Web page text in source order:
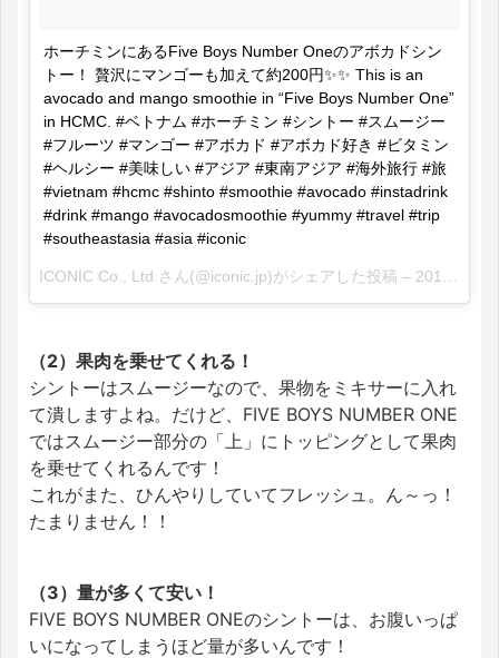
ホーチミンにあるFive Boys Number Oneのアボカドシン
トー！ 贅沢にマンゴーも加えて約200円✨✨ This is an
avocado and mango smoothie in “Five Boys Number One”
in HCMC. #ベトナム #ホーチミン #シントー #スムージー
#フルーツ #マンゴー #アボカド #アボカド好き #ビタミン
#ヘルシー #美味しい #アジア #東南アジア #海外旅行 #旅
#vietnam #hcmc #shinto #smoothie #avocado #instadrink
#drink #mango #avocadosmoothie #yummy #travel #trip
#southeastasia #asia #iconic
ICONIC Co., Ltd.さん(@iconic.jp)がシェアした投稿 – 2017 3月 4 5:05午前 PST
（2）果肉を乗せてくれる！
シントーはスムージーなので、果物をミキサーに入れ
て潰しますよね。だけど、FIVE BOYS NUMBER ONE
ではスムージー部分の「上」にトッピングとして果肉
を乗せてくれるんです！
これがまた、ひんやりしていてフレッシュ。ん～っ！
たまりません！！
（3）量が多くて安い！
FIVE BOYS NUMBER ONEのシントーは、お腹いっぱ
いになってしまうほど量が多いんです！